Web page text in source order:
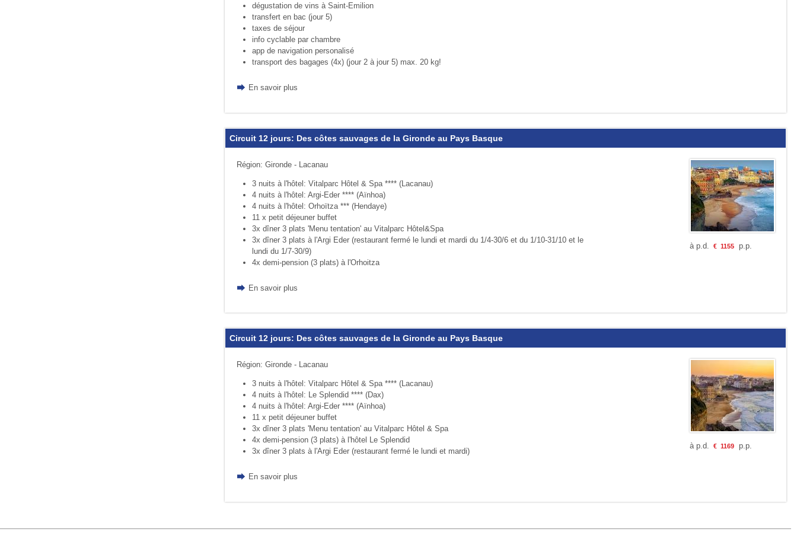
dégustation de vins à Saint-Emilion
transfert en bac (jour 5)
taxes de séjour
info cyclable par chambre
app de navigation personalisé
transport des bagages (4x) (jour 2 à jour 5) max. 20 kg!
En savoir plus
Circuit 12 jours: Des côtes sauvages de la Gironde au Pays Basque
Région: Gironde - Lacanau
3 nuits à l'hôtel: Vitalparc Hôtel & Spa **** (Lacanau)
4 nuits à l'hôtel: Argi-Eder **** (Aïnhoa)
4 nuits à l'hôtel: Orhoïtza *** (Hendaye)
11 x petit déjeuner buffet
3x dîner 3 plats 'Menu tentation' au Vitalparc Hôtel&Spa
3x dîner 3 plats à l'Argi Eder (restaurant fermé le lundi et mardi du 1/4-30/6 et du 1/10-31/10 et le
lundi du 1/7-30/9)
4x demi-pension (3 plats) à l'Orhoitza
En savoir plus
à p.d. € 1155p.p.
Circuit 12 jours: Des côtes sauvages de la Gironde au Pays Basque
Région: Gironde - Lacanau
3 nuits à l'hôtel: Vitalparc Hôtel & Spa **** (Lacanau)
4 nuits à l'hôtel: Le Splendid **** (Dax)
4 nuits à l'hôtel: Argi-Eder **** (Aïnhoa)
11 x petit déjeuner buffet
3x dîner 3 plats 'Menu tentation' au Vitalparc Hôtel & Spa
4x demi-pension (3 plats) à l'hôtel Le Splendid
3x dîner 3 plats à l'Argi Eder (restaurant fermé le lundi et mardi)
En savoir plus
à p.d. € 1169p.p.